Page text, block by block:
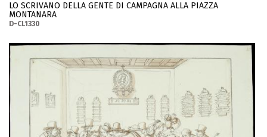
LO SCRIVANO DELLA GENTE DI CAMPAGNA ALLA PIAZZA
MONTANARA
D-CL1330